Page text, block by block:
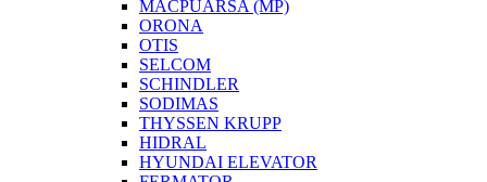
MACPUARSA (MP)
ORONA
OTIS
SELCOM
SCHINDLER
SODIMAS
THYSSEN KRUPP
HIDRAL
HYUNDAI ELEVATOR